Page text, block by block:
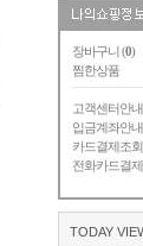
장바구니 (0)
찜한상품
고객센터안내
입금계좌안내
카드결제조회
전화카드결제
TODAY